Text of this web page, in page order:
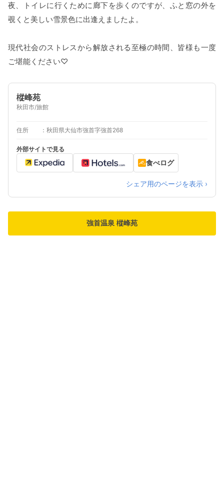
夜、トイレに行くために廊下を歩くのですが、ふと窓の外を
覗くと美しい雪景色に出逢えましたよ。
現代社会のストレスから解放される至極の時間、皆様も一度
ご堪能ください♡
樅峰苑
秋田市/旅館
住所 秋田県大仙市強首字強首268
外部サイトで見る
食べログ
シェア用のページを表示 ›
強首温泉 樅峰苑